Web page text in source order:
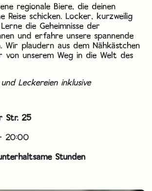
regionale Biere, die deinen
Reise schicken. Locker, kurzweilig
die Geheimnisse der
und erfahre unsere spannende
Wir plaudern aus dem Nähkästchen
von unserem Weg in die Welt des
Leckereien inklusive
Str. 25
20:00
Stunden